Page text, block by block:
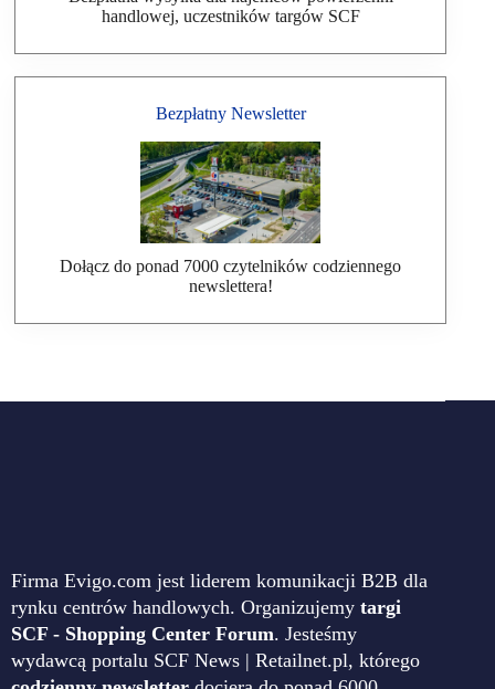
handlowej, uczestników targów SCF
Bezpłatny Newsletter
Dołącz do ponad 7000 czytelników codziennego
newslettera!
Firma Evigo.com jest liderem komunikacji B2B dla
rynku centrów handlowych. Organizujemy targi
SCF - Shopping Center Forum. Jesteśmy
wydawcą portalu SCF News | Retailnet.pl, którego